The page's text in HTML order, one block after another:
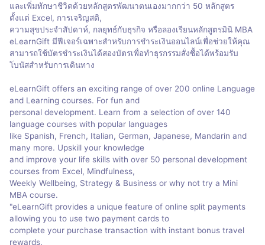
และเพิ่มทักษาชีวิตด้วยหลักสูตรพัฒนาตนเองมากกว่า 50 หลักสูตร
ตั้งแต่ Excel, การเจริญสติ,
ความสุขประจำสัปดาห์, กลยุทธ์กับธุรกิจ หรือลองเรียนหลักสูตรมินิ MBA
eLearnGift มีฟีเจอร์เฉพาะสำหรับการชำระเงินออนไลน์เพื่อช่วยให้คุณ
สามารถใช้บัตรชำระเงินได้สองบัตรเพื่อทำธุรกรรมสั่งซื้อได้พร้อมรับ
โบนัสสำหรับการเดินทาง
eLearnGift offers an exciting range of over 200 online Language
and Learning courses. For fun and
personal development. Learn from a selection of over 140
language courses with popular languages
like Spanish, French, Italian, German, Japanese, Mandarin and
many more. Upskill your knowledge
and improve your life skills with over 50 personal development
courses from Excel, Mindfulness,
Weekly Wellbeing, Strategy & Business or why not try a Mini
MBA course.
"eLearnGift provides a unique feature of online split payments
allowing you to use two payment cards to
complete your purchase transaction with instant bonus travel
rewards.